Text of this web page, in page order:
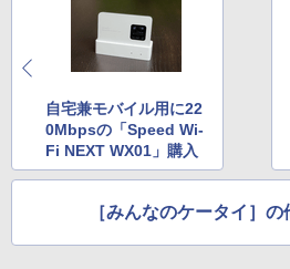
自宅兼モバイル用に22
0Mbpsの「Speed Wi-
Fi NEXT WX01」購入
［みんなのケータイ］